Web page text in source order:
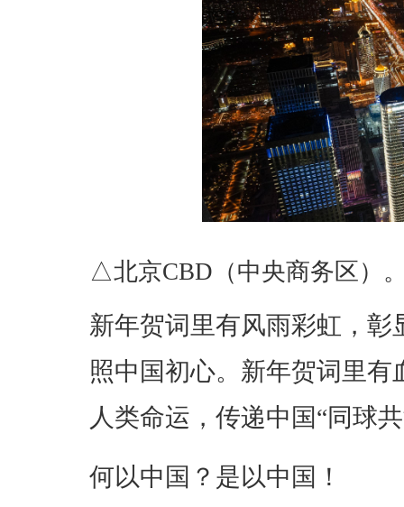
△北京CBD（中央商务区）
新年贺词里有风雨彩虹，
照中国初心。新年贺词里
人类命运，传递中国“同球
何以中国？是以中国！